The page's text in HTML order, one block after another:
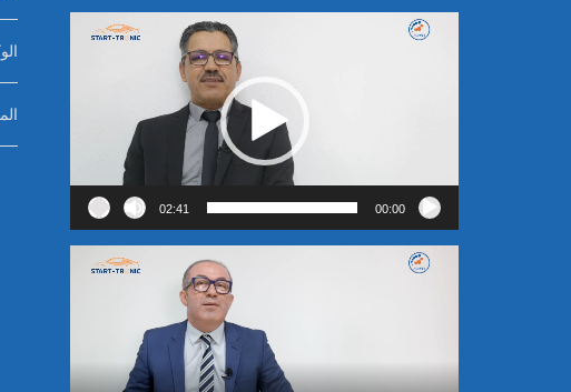
مشغل
00:00
02:41